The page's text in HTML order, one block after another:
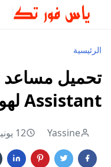
الرئيسية
Assistant لهواتف الأندرويد
Yassine 12 يونيو, 2021